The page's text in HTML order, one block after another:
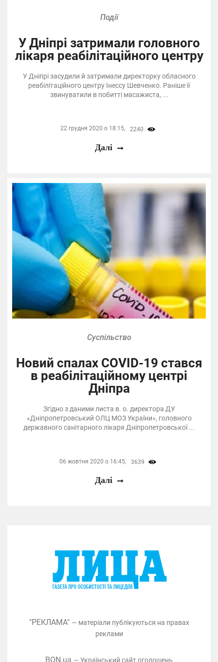
Події
У Дніпрі затримали головного
лікаря реабілітаційного центру
У Дніпрі засудили й затримали директорку обласного
реабілітаційного центру Інессу Шевченко. Раніше її
звинуватили в побитті масажиста, ...
22 грудня 2020 о 18:15, 2240
Далі
Суспільство
Новий спалах COVID-19 стався
в реабілітаційному центрі
Дніпра
Згідно з даними листа в. о. директора ДУ
«Дніпропетровський ОЛЦ МОЗ України», головного
державного санітарного лікаря Дніпропетровської ...
06 жовтня 2020 о 16:45, 3639
Далі
"РЕКЛАМА" — матеріали публікуються на правах
реклами
BON.ua — Український сайт оголошень